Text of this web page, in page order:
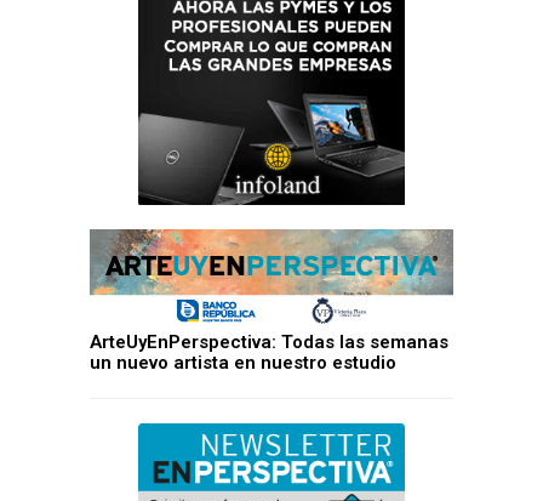
ArteUyEnPerspectiva: Todas las semanas
un nuevo artista en nuestro estudio